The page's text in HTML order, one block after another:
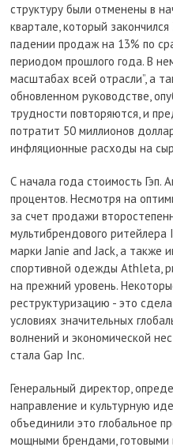
структуру были отменены в
квартале, который
падении продаж на 13% по
периодом прошлого года. В
масштабах всей отрасли”, а
обновленном руководстве,
трудности повторяются, и
потратит 50 миллионов
инфляционные расходы на
С начала года стоимость Гэп.
процентов. Несмотря на
за счет продажи
мультибрендового
марки Janie and Jack, а также
спортивной одежды Athleta,
на прежний уровень.
реструктуризацию - это
условиях значительных
волнений и экономической
стала Gap Inc.
Генеральный директор,
направление и культурную
объединили это глобальное
мощными брендами,